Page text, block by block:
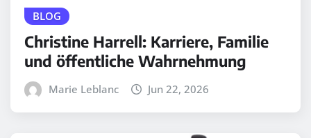
BLOG
Christine Harrell: Karriere, Familie
und öffentliche Wahrnehmung
Marie Leblanc Jun 22, 2026